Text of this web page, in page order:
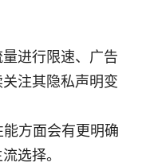
进行限速、广告
注其隐私声明变
方面会有更明确
选择。